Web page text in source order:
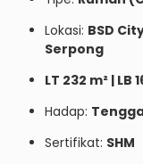
Lokasi: BSD
Serpong
LT 232 m² | LB
Hadap:
Sertifikat: SHM